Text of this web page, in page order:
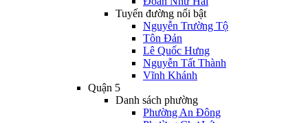
Tuyến đường nổi bật
Nguyễn Trường Tộ
Tôn Đản
Lê Quốc Hưng
Nguyễn Tất Thành
Vĩnh Khánh
Quận 5
Danh sách phường
Phường An Đông